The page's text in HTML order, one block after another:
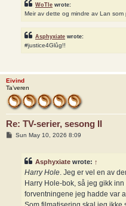
WoTle wrote:
Meir av dette og mindre av Lan
Asphyxiate wrote:
#justice4Glûg!!
Eivind
Ta’veren
Re: TV-serier, sesong II
PSun May 10, 2026 8:09
Asphyxiate wrote: ↑
Harry Hole. Jeg er vel en av
Harry Hole-bok, så jeg gikk
forventningene jeg hadde var